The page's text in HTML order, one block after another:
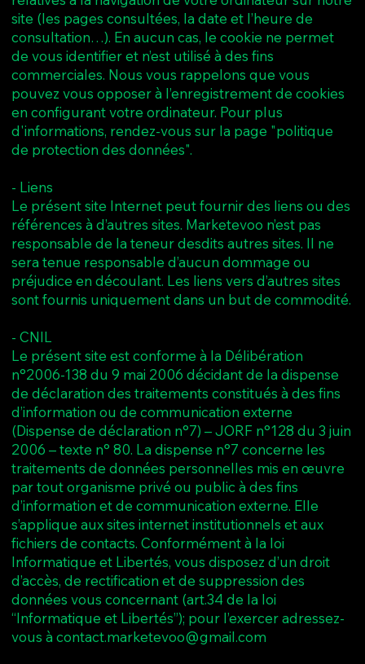
site (les pages consultées, la date et l’heure de
consultation…). En aucun cas, le cookie ne permet
de vous identifier et n’est utilisé à des fins
commerciales. Nous vous rappelons que vous
pouvez vous opposer à l’enregistrement de cookies
en configurant votre ordinateur. Pour plus
d'informations, rendez-vous sur la page "politique
de protection des données".
- Liens
Le présent site Internet peut fournir des liens ou des
références à d’autres sites. Marketevoo n’est pas
responsable de la teneur desdits autres sites. Il ne
sera tenue responsable d’aucun dommage ou
préjudice en découlant. Les liens vers d’autres sites
sont fournis uniquement dans un but de commodité.
- CNIL
Le présent site est conforme à la Délibération
n°2006-138 du 9 mai 2006 décidant de la dispense
de déclaration des traitements constitués à des fins
d’information ou de communication externe
(Dispense de déclaration n°7) – JORF n°128 du 3 juin
2006 – texte n° 80. La dispense n°7 concerne les
traitements de données personnelles mis en œuvre
par tout organisme privé ou public à des fins
d’information et de communication externe. Elle
s’applique aux sites internet institutionnels et aux
fichiers de contacts. Conformément à la loi
Informatique et Libertés, vous disposez d’un droit
d’accès, de rectification et de suppression des
données vous concernant (art.34 de la loi
“Informatique et Libertés”); pour l’exercer adressez-
vous à contact.marketevoo@gmail.com